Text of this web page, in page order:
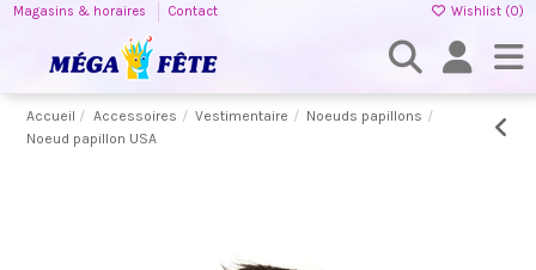
Magasins & horaires Contact Wishlist (0)
Accueil Accessoires Vestimentaire
Noeuds papillons
Noeud papillon USA